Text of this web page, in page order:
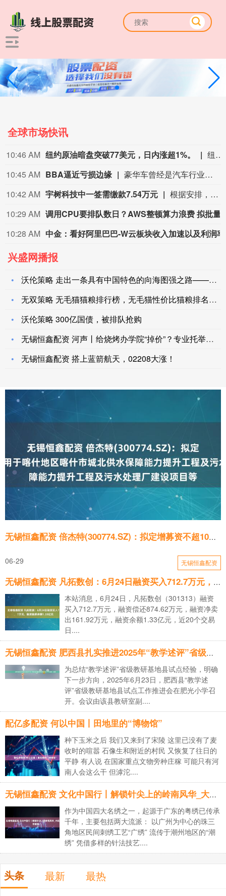
全球市场快讯
10:26 AM
10:22 AM 权益投资信心边际修复 险资下半年配置展望来了
10:21 AM 部分社交媒体因休达危机被欧盟委员会约谈
10:20 AM
10:04 AM
兴盛网播报
沃伦策略 走出一条具有中国特色的向海图强之路——我国推动海洋
无双策略 无毛猫猫粮排行榜，无毛猫性价比猫粮排名大盘点！
沃伦策略 300亿国债，被排队抢购
无锡恒鑫配资 河声丨给烧烤办学院“掉价”？专业托举的是产业底
无锡恒鑫配资 搭上蓝箭航天，02208大涨！
无锡恒鑫配资 倍杰特(300774.SZ)：拟定增募资不超10亿元 用于喀什地区喀什市城北供水保障能力提升工程及污水处理厂建设项目等
06-29 无锡恒鑫配资
无锡恒鑫配资 凡拓数创：6月24日融资买入712.7万元，融资融券余额1.33亿元
本站消息，6月24日，凡拓数创（301313）融资
买入712.7万元，融资偿还874.62万元，融资净卖
出161.92万元，融资余额1.33亿元，近20个交易
日....
无锡恒鑫配资 肥西县扎实推进2025年“教学述评”省级教研基地县试点工作_大皖新闻 | 安徽网
为总结“教学述评”省级教研基地县试点经验，明确
下一步方向，2025年6月23日，肥西县“教学述
评”省级教研基地县试点工作推进会在肥光小学召
开。会议由该县教研室副....
配亿多配资 何以中国丨田地里的“博物馆”
种下玉米之后 我们又来到了宋陵 这里已没有了麦
收时的喧嚣 石像生和附近的村民 又恢复了往日的
平静 有人说 在国家重点文物旁种庄稼 可能只有河
南人会这么干 但滹沱....
无锡恒鑫配资 文化中国行丨解锁针尖上的岭南风华_大皖新闻 | 安徽网
作为中国四大名绣之一，起源于广东的粤绣已传承
千年，主要包括两大流派： 以广州为中心的珠三
角地区民间刺绣工艺“广绣” 流传于潮州地区的“潮
绣” 凭借多样的针法技艺....
头条 最新 最热